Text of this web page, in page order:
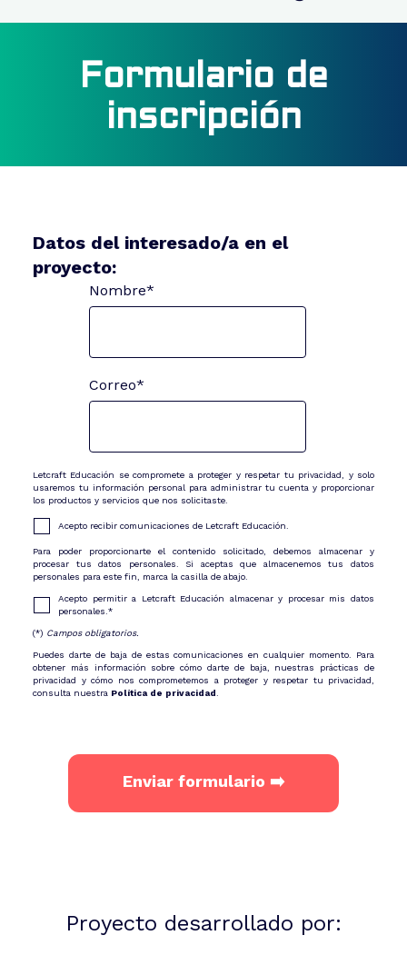
Formulario de
inscripción
Datos del interesado/a en el
proyecto:
Nombre*
Correo*
Letcraft Educación se compromete a proteger y respetar tu privacidad, y solo
usaremos tu información personal para administrar tu cuenta y proporcionar
los productos y servicios que nos solicitaste.
Acepto recibir comunicaciones de Letcraft Educación.
Para poder proporcionarte el contenido solicitado, debemos almacenar y
procesar tus datos personales. Si aceptas que almacenemos tus datos
personales para este fin, marca la casilla de abajo.
Acepto permitir a Letcraft Educación almacenar y procesar mis datos
personales.*
(*) Campos obligatorios.
Puedes darte de baja de estas comunicaciones en cualquier momento. Para
obtener más información sobre cómo darte de baja, nuestras prácticas de
privacidad y cómo nos comprometemos a proteger y respetar tu privacidad,
consulta nuestra Política de privacidad.
Proyecto desarrollado por: